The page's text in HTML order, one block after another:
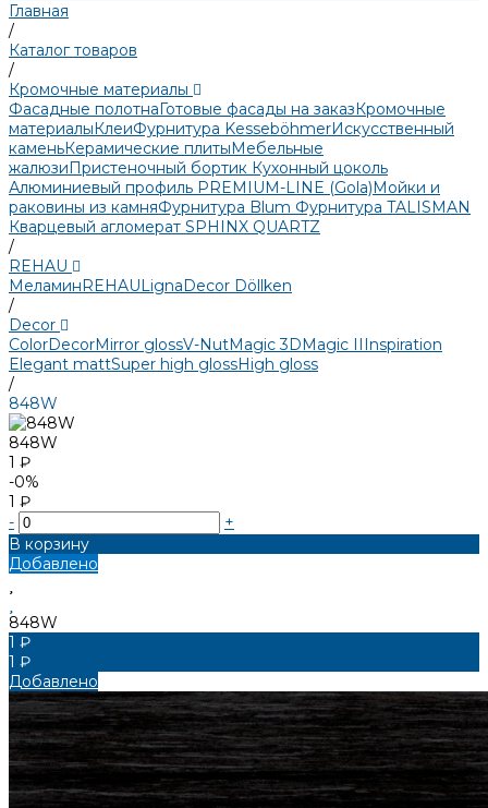
Главная
/
Каталог товаров
/
Кромочные материалы
Фасадные полотнаГотовые фасады на заказКромочные
материалыКлеиФурнитура KesseböhmerИскусственный
каменьКерамические плитыМебельные
жалюзиПристеночный бортик Кухонный цоколь
Алюминиевый профиль PREMIUM-LINE (Gola)Мойки и
раковины из камняФурнитура Blum Фурнитура TALISMAN
Кварцевый агломерат SPHINX QUARTZ
/
REHAU
МеламинREHAULignaDecor Döllken
/
Decor
ColorDecorMirror glossV-NutMagic 3DMagic IIInspiration
Elegant mattSuper high glossHigh gloss
/
848W
848W
1 ₽
-0%
1 ₽
-
+
В корзину
Добавлено
848W
1 ₽
1 ₽
Добавлено